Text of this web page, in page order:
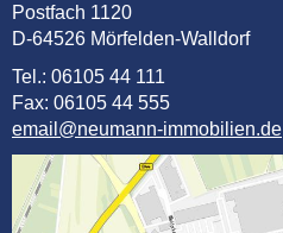
Postfach 1120
D-64526 Mörfelden-Walldorf
Tel.: 06105 44 111
Fax: 06105 44 555
email@neumann-immobilien.de